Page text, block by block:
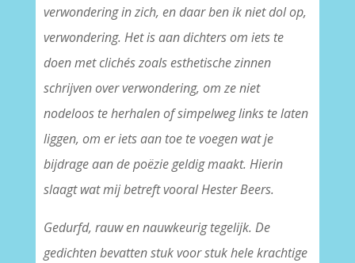
verwondering in zich, en daar ben ik niet dol op,
verwondering. Het is aan dichters om iets te
doen met clichés zoals esthetische zinnen
schrijven over verwondering, om ze niet
nodeloos te herhalen of simpelweg links te laten
liggen, om er iets aan toe te voegen wat je
bijdrage aan de poëzie geldig maakt. Hierin
slaagt wat mij betreft vooral Hester Beers.
Gedurfd, rauw en nauwkeurig tegelijk. De
gedichten bevatten stuk voor stuk hele krachtige